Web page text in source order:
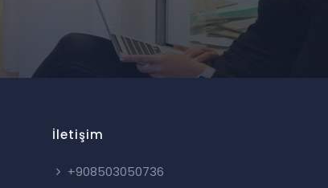
İletişim
+908503050736